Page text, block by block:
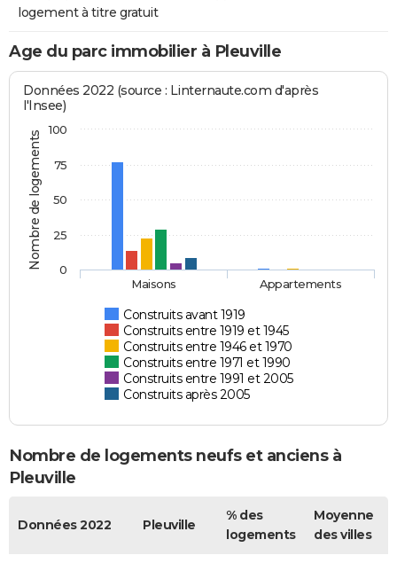
logement à titre gratuit
Age du parc immobilier à Pleuville
Nombre de logements
Données 2022 (source : Linternaute.com d'après
l'Insee)
Construits avant 1919
Construits entre 1919 et 1945
Construits entre 1946 et 1970
Construits entre 1971 et 1990
Construits entre 1991 et 2005
Construits après 2005
Maisons Appartements
0
25
50
75
100
Nombre de logements neufs et anciens à
Pleuville
Données 2022 Pleuville
% des
logements
Moyenne
des villes